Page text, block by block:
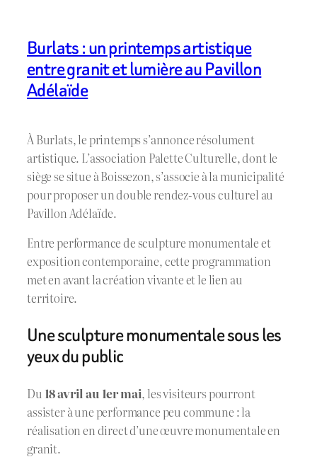
Burlats : un printemps artistique
entre granit et lumière au Pavillon
Adélaïde
À Burlats, le printemps s’annonce résolument
artistique. L’association Palette Culturelle, dont le
siège se situe à Boissezon, s’associe à la municipalité
pour proposer un double rendez-vous culturel au
Pavillon Adélaïde.
Entre performance de sculpture monumentale et
exposition contemporaine, cette programmation
met en avant la création vivante et le lien au
territoire.
Une sculpture monumentale sous les
yeux du public
Du 18 avril au 1er mai, les visiteurs pourront
assister à une performance peu commune : la
réalisation en direct d’une œuvre monumentale en
granit.